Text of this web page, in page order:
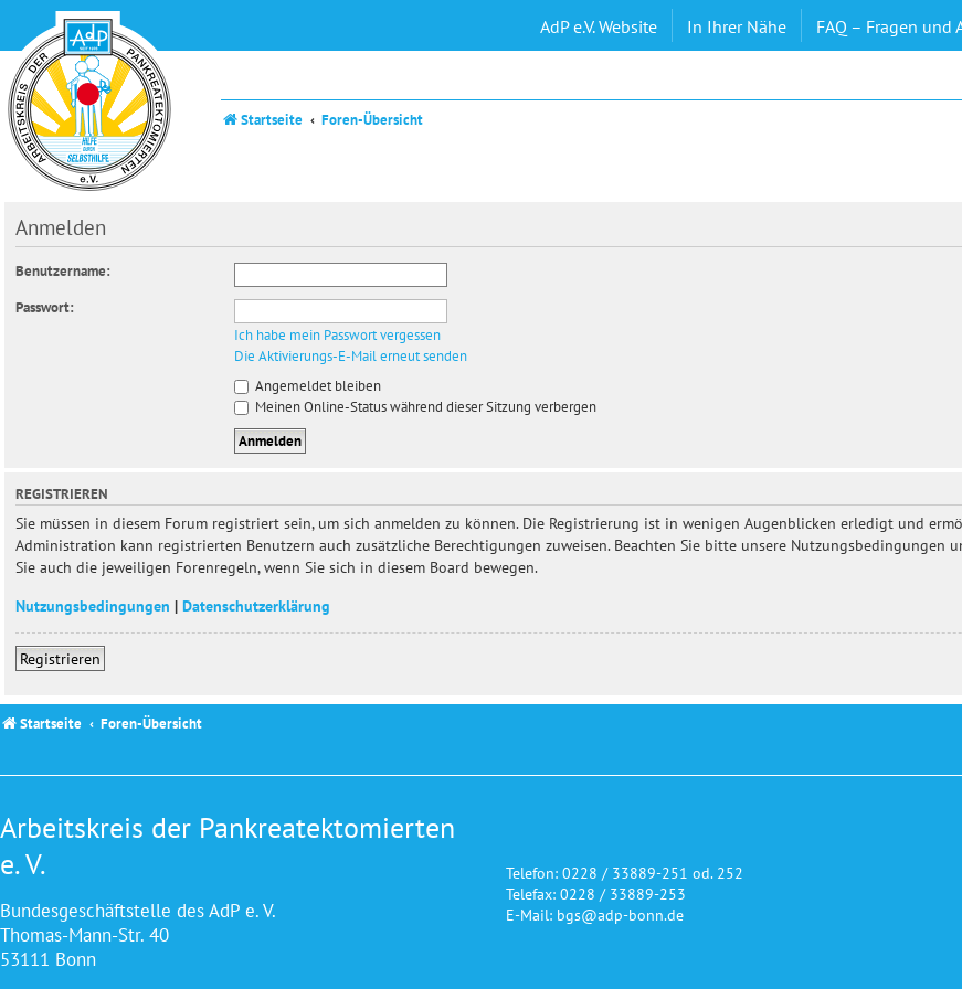
AdP e.V. Website In Ihrer Nähe FAQ – Fragen und
Startseite Foren-Übersicht
Anmelden
Benutzername:
Passwort:
Ich habe mein Passwort vergessen
Die Aktivierungs-E-Mail erneut senden
Angemeldet bleiben
Meinen Online-Status während dieser Sitzung verbergen
REGISTRIEREN
Sie müssen in diesem Forum registriert sein, um sich anmelden zu können. Die Registrierung ist in wenigen Augenblicken erledigt und
Administration kann registrierten Benutzern auch zusätzliche Berechtigungen zuweisen. Beachten Sie bitte unsere Nutzungsbedingungen
Sie auch die jeweiligen Forenregeln, wenn Sie sich in diesem Board bewegen.
Nutzungsbedingungen | Datenschutzerklärung
Registrieren
Startseite Foren-Übersicht
Arbeitskreis der Pankreatektomierten
e. V.
Bundesgeschäftstelle des AdP e. V.
Thomas-Mann-Str. 40
53111 Bonn
Telefon: 0228 / 33889-251 od. 252
Telefax: 0228 / 33889-253
E-Mail: bgs@adp-bonn.de